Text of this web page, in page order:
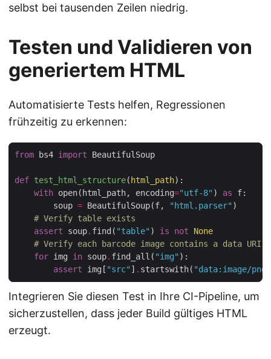
selbst bei tausenden Zeilen niedrig.
Testen und Validieren von
generiertem HTML
Automatisierte Tests helfen, Regressionen
frühzeitig zu erkennen:
from bs4 import
def test_html_structure( html_path):
with open(html_path, encoding="utf-8" ) as
        soup
= BeautifulSoup(f, "html.parser"
# Verify table exists
assert soup. find( "table" ) is not
None
# Verify each barcode image contains a data URI
for img in soup. find_all( "img"
assert img[ "src" ] . startswith( "data:image/
Integrieren Sie diesen Test in Ihre CI-Pipeline, um
sicherzustellen, dass jeder Build gültiges HTML
erzeugt.